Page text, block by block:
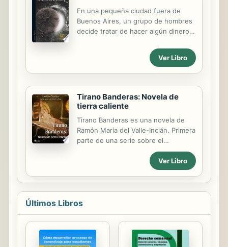
eso se había mudado a Londres y se
había reencontrado con sus primas.
Pero se vio perdida cuando Steven la
atracción... ¿Tal vez hasta el altar?
En una pequeña ciudad fuera de
Buenos Aires, un grupo de hombres
decide tratar de hacer algún dinero
abandonados. Después de que una
estafa aplasta sus esperanzas, estos
hombres toman la venganza sobre el
Ver Libro
Tirano Banderas: Novela de
tierra caliente
Tirano Banderas es una novela de
Ramón María del Valle-Inclán. Primera
parte de una serie sobre el
esperpento, se la considera una obra
maestra en este subgénero y una
destacable obra de literatura
universal. La historia se desarrolla en
torno a la caída de Santos Banderas,
dictador de un país ficticio
y la represión para mantenerse en el
poder, pero pronto se pondrá en
marcha un movimiento revolucionario
Ver Libro
Últimos Libros